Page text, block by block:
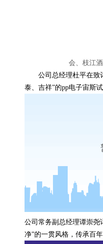
会、枝江
公司总经理杜平在致
泰、吉祥”的pp电子宙斯
公司常务副总经理谭崇尧
净”的一贯风格，传承百